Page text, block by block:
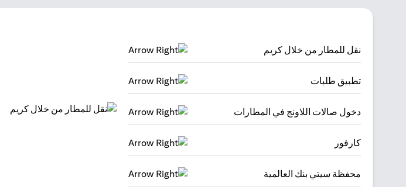
نقل للمطار من خلال كريم
تطبيق طلبات
دخول صالات اللاونج في المطارات
كارفور
محفظة سيتي بنك العالمية